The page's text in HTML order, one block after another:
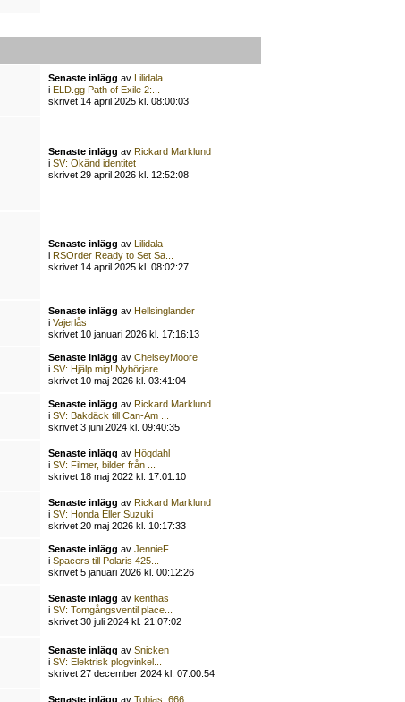
Senaste inlägg avLilidala
iELD.gg Path of Exile 2:...
skrivet 14 april 2025 kl. 08:00:03
Senaste inlägg avRickard Marklund
iSV: Okänd identitet
skrivet 29 april 2026 kl. 12:52:08
Senaste inlägg avLilidala
iRSOrder Ready to Set Sa...
skrivet 14 april 2025 kl. 08:02:27
Senaste inlägg avHellsinglander
iVajerlås
skrivet 10 januari 2026 kl. 17:16:13
Senaste inlägg avChelseyMoore
iSV: Hjälp mig! Nybörjare...
skrivet 10 maj 2026 kl. 03:41:04
Senaste inlägg avRickard Marklund
iSV: Bakdäck till Can-Am ...
skrivet 3 juni 2024 kl. 09:40:35
Senaste inlägg avHögdahl
iSV: Filmer, bilder från ...
skrivet 18 maj 2022 kl. 17:01:10
Senaste inlägg avRickard Marklund
iSV: Honda Eller Suzuki
skrivet 20 maj 2026 kl. 10:17:33
Senaste inlägg avJennieF
iSpacers till Polaris 425...
skrivet 5 januari 2026 kl. 00:12:26
Senaste inlägg avkenthas
iSV: Tomgångsventil place...
skrivet 30 juli 2024 kl. 21:07:02
Senaste inlägg avSnicken
iSV: Elektrisk plogvinkel...
skrivet 27 december 2024 kl. 07:00:54
Senaste inlägg avTobias_666